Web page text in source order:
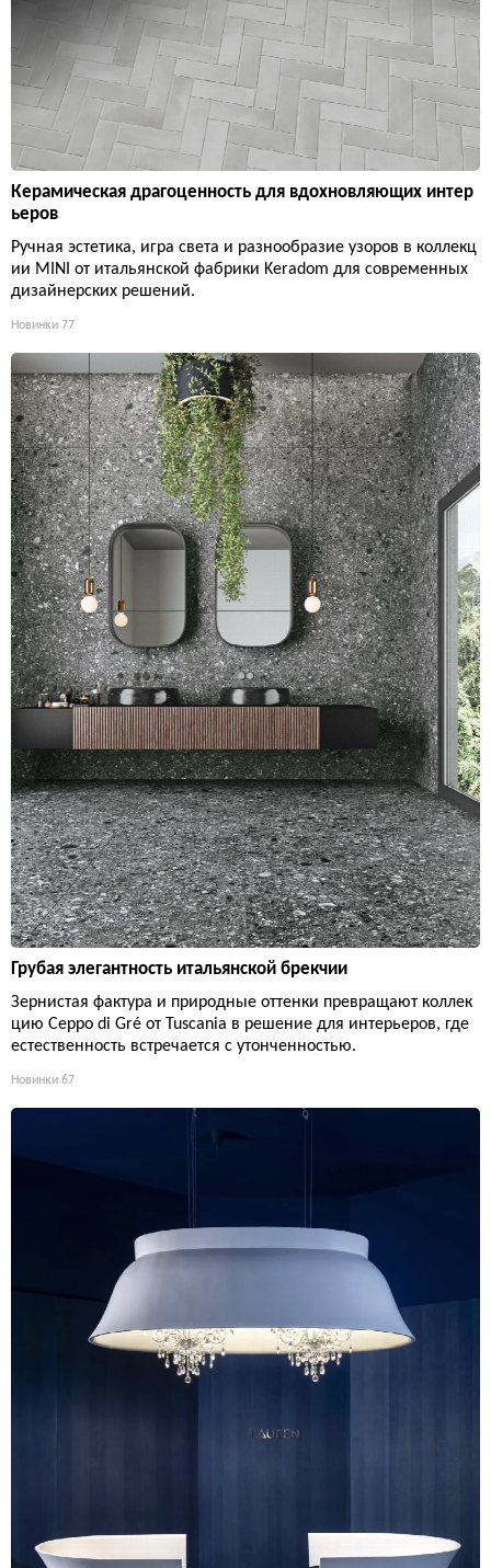
Керамическая драгоценность для вдохновляющих интер
ьеров
Ручная эстетика, игра света и разнообразие узоров в коллекц
ии MINI от итальянской фабрики Keradom для современных
дизайнерских решений.
Новинки 77
Грубая элегантность итальянской брекчии
Зернистая фактура и природные оттенки превращают коллек
цию Ceppo di Gré от Tuscania в решение для интерьеров, где
естественность встречается с утонченностью.
Новинки 67